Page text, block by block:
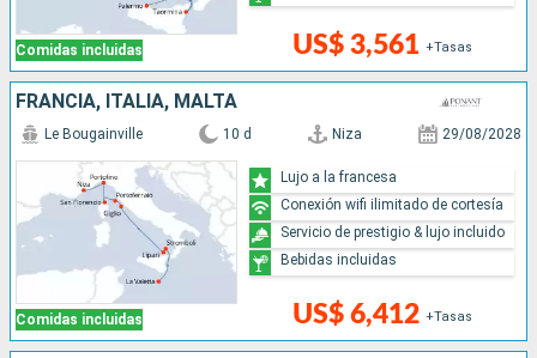
Comidas incluidas US$ 3,561 +Tasas
FRANCIA, ITALIA, MALTA
Comidas incluidas
Le Bougainville 10 d Niza 29/08/2028
US$ 6,412 +Tasas
Lujo a la francesa
Conexión wifi ilimitado de cortesía
Servicio de prestigio & lujo incluido
Bebidas incluidas